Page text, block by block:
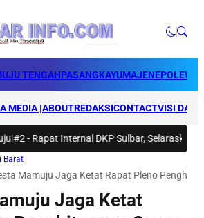
TENGAHPASANGKAYUMAJENE
MEDIA |ABOUTREDAKSICONTACTVISI DAN
-Rapat Internal DKP Sulbar, Selaraskan
Barat
Mamuju Jaga Ketat Rapat Pleno
Jaga Ketat